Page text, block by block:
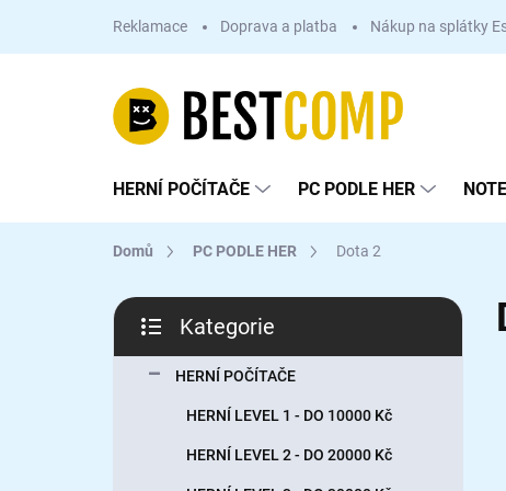
obsah
Reklamace Doprava a platba Nákup na splátky
HERNÍ POČÍTAČE PC PODLE HER
Domů PC PODLE HER Dota 2
P
s
kategorie
Kategorie
HERNÍ POČÍTAČE
HERNÍ LEVEL 1 - DO 10000 Kč
HERNÍ LEVEL 2 - DO 20000 Kč